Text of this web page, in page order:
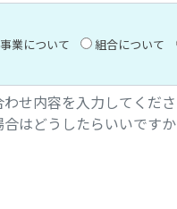
事業について 組合について